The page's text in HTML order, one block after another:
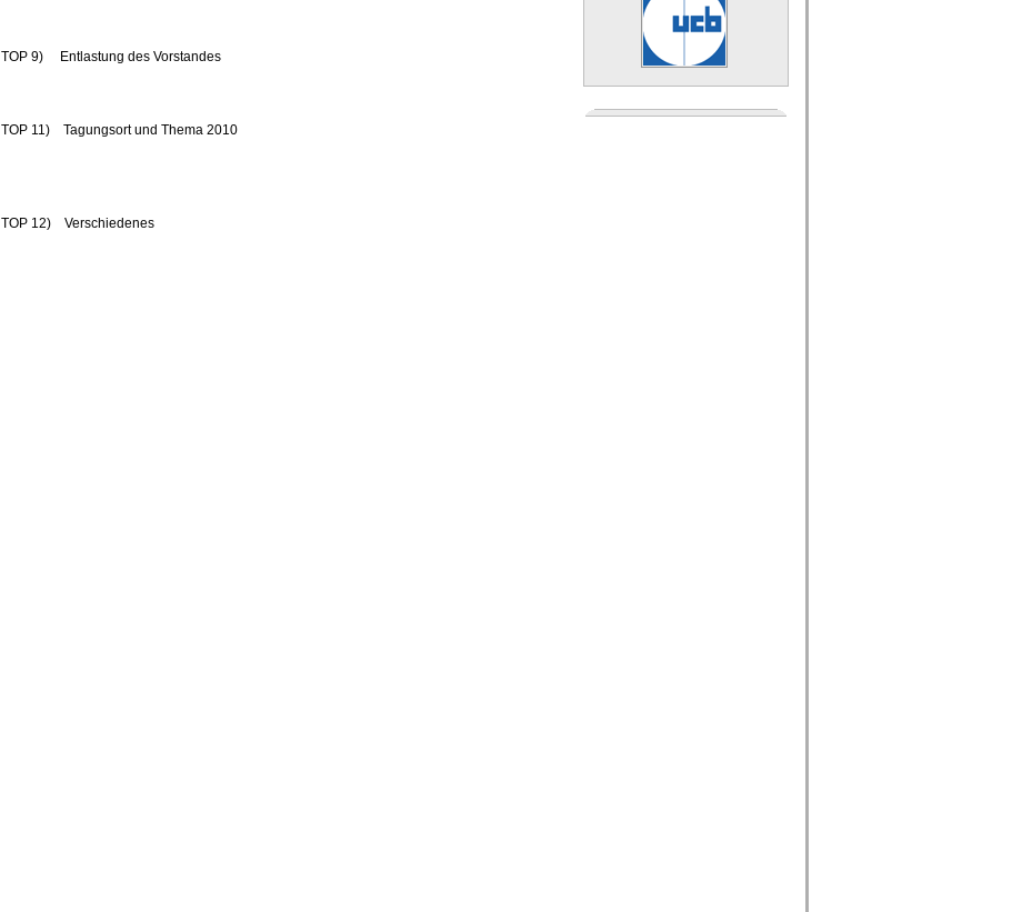
TOP 9) Entlastung des Vorstandes
TOP 11) Tagungsort und Thema 2010
TOP 12) Verschiedenes